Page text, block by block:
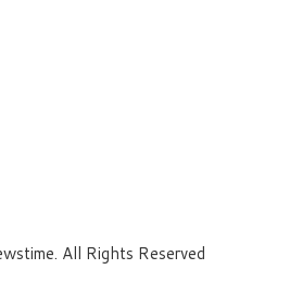
All Rights Reserved